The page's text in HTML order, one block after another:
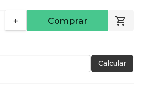
+ Comprar
Calcular